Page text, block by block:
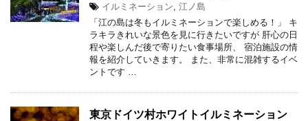
イルミネーション 江ノ島
「江の島は冬もイルミネーションで楽しめる！」 キ
ラキラきれいな景色を見に行きたいですが 肝心の日
程や楽しんだ後で寄りたい食事場所、 宿泊施設の情
報を紹介していきます。 また、非常に混雑するイベ
ントです …
東京ドイツ村ホワイトイルミネーション